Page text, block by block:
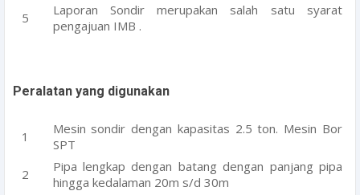
Laporan Sondir merupakan salah satu syarat
pengajuan IMB .
Peralatan yang digunakan
Mesin sondir dengan kapasitas 2.5 ton. Mesin Bor
SPT
Pipa lengkap dengan batang dengan panjang pipa
hingga kedalaman 20m s/d 30m